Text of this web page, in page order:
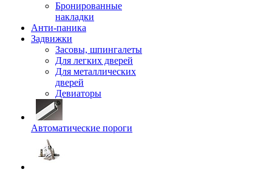
Бронированные
накладки
Анти-паника
Задвижки
Засовы, шпингалеты
Для легких дверей
Для металлических
дверей
Девиаторы
Автоматические пороги